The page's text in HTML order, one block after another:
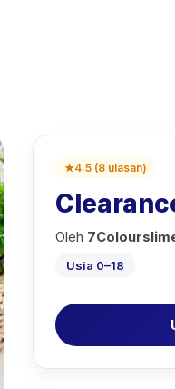
★4.5 (8 ulasan)
Oleh
Usia 0–18